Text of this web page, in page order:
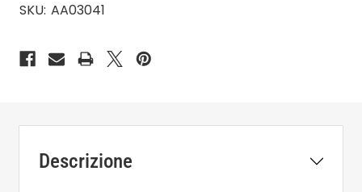
SKU: AA03041
Descrizione